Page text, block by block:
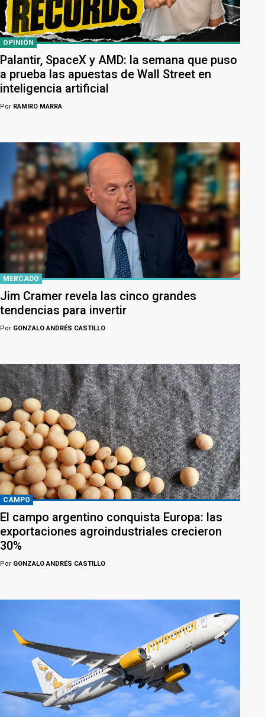
OPINIÓN
Palantir, SpaceX y AMD: la semana que puso
a prueba las apuestas de Wall Street en
inteligencia artificial
Por RAMIRO MARRA
MERCADO
Jim Cramer revela las cinco grandes
tendencias para invertir
Por GONZALO ANDRÉS CASTILLO
CAMPO
El campo argentino conquista Europa: las
exportaciones agroindustriales crecieron
30%
Por GONZALO ANDRÉS CASTILLO